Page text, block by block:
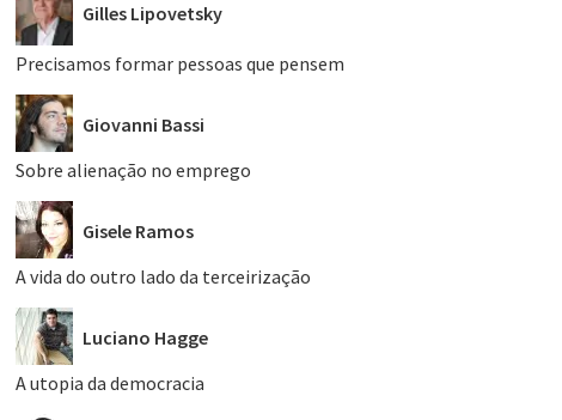
Gilles Lipovetsky
Precisamos formar pessoas que pensem
Giovanni Bassi
Sobre alienação no emprego
Gisele Ramos
A vida do outro lado da terceirização
Luciano Hagge
A utopia da democracia